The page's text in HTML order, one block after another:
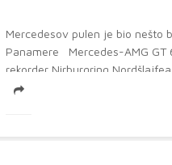
Mercedesov pulen je bio nešto
Panamere Mercedes-AMG GT
rekorder Nirburgring Nordšlajfea,